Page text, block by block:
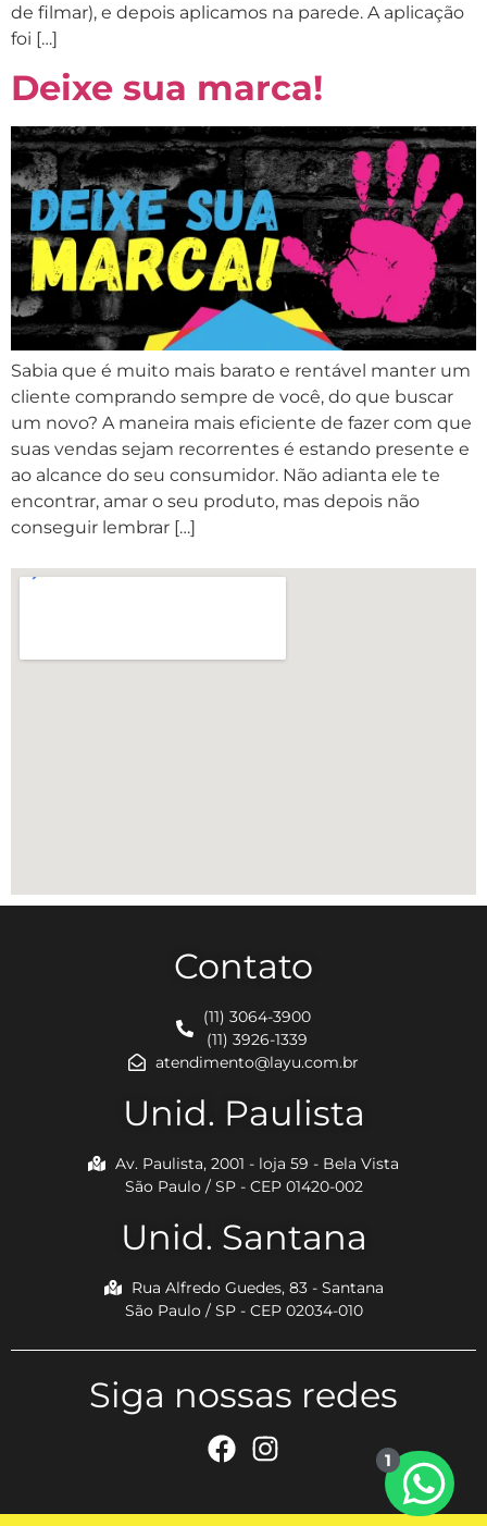
de filmar), e depois aplicamos na parede. A aplicação
foi […]
Deixe sua marca!
Sabia que é muito mais barato e rentável manter um
cliente comprando sempre de você, do que buscar
um novo? A maneira mais eficiente de fazer com que
suas vendas sejam recorrentes é estando presente e
ao alcance do seu consumidor. Não adianta ele te
encontrar, amar o seu produto, mas depois não
conseguir lembrar […]
Contato
(11) 3064-3900
(11) 3926-1339
atendimento@layu.com.br
Unid. Paulista
Av. Paulista, 2001 - loja 59 - Bela Vista
São Paulo / SP - CEP 01420-002
Unid. Santana
Rua Alfredo Guedes, 83 - Santana
São Paulo / SP - CEP 02034-010
Siga nossas redes
1